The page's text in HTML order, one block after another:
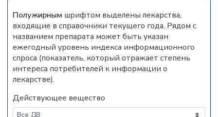
Полужирным шрифтом выделены лекарства,
входящие в справочники текущего года. Рядом с
названием препарата может быть указан
ежегодный уровень индекса информационного
спроса (показатель, который отражает степень
интереса потребителей к информации о
лекарстве).
Действующее вещество